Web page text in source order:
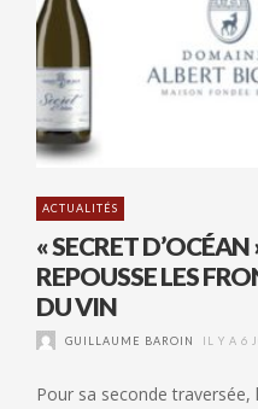
ACTUALITÉS
« SECRET
REPOUSSE LES
DU VIN
GUILLAUME BAROIN IL Y A 6
Pour sa seconde traversée,